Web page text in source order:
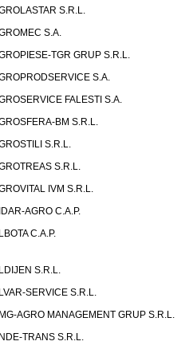
S.R.L.
S.A.
TGR GRUP S.R.L.
S.A.
FALESTI S.A.
BM S.R.L.
S.R.L.
S.R.L.
IVM S.R.L.
AGRO C.A.P.
C.A.P.
S.R.L.
SERVICE S.R.L.
AGRO MANAGEMENT GRUP S.R.L.
TRANS S.R.L.